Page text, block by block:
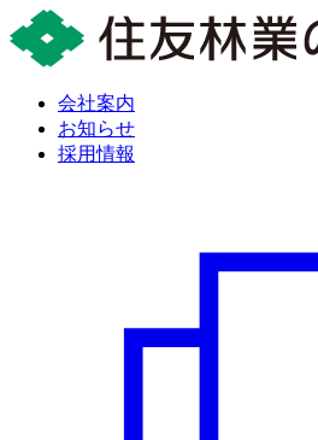
会社案内
お知らせ
採用情報